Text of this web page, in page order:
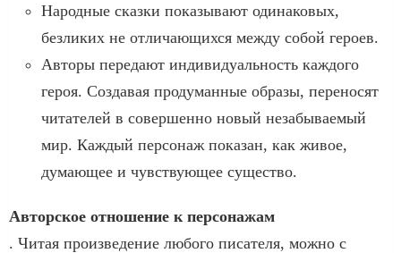
Народные сказки показывают одинаковых,
безликих не отличающихся между собой героев.
Авторы передают индивидуальность каждого
героя. Создавая продуманные образы, переносят
читателей в совершенно новый незабываемый
мир. Каждый персонаж показан, как живое,
думающее и чувствующее существо.
Авторское отношение к персонажам
. Читая произведение любого писателя, можно с